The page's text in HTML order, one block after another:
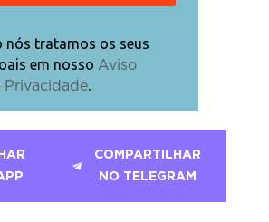
nós tratamos os seus
em nosso Aviso
Privacidade.
COMPARTILHAR
NO TELEGRAM